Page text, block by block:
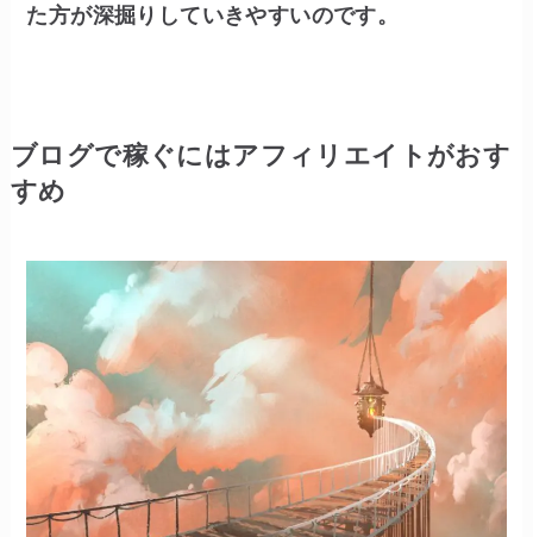
た方が深掘りしていきやすいのです。
ブログで稼ぐにはアフィリエイトがおす
すめ